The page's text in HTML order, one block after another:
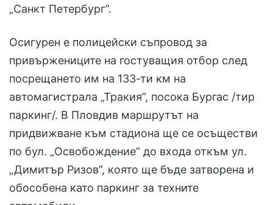
„Санкт Петербург”.
Осигурен е полицейски съпровод за
привържениците на гостуващия отбор след
посрещането им на 133-ти км на
автомагистрала „Тракия”, посока Бургас /тир
паркинг/. В Пловдив маршрутът на
придвижване към стадиона ще се осъществи
по бул. „Освобождение” до входа откъм ул.
„Димитър Ризов”, която ще бъде затворена и
обособена като паркинг за техните